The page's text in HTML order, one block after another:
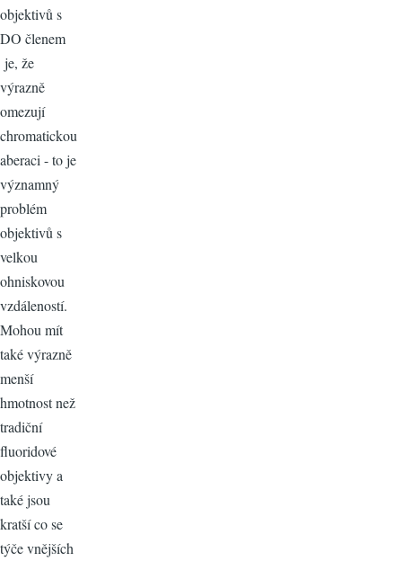
objektivů s
DO členem
je, že
výrazně
omezují
chromatickou
aberaci - to je
významný
problém
objektivů s
velkou
ohniskovou
vzdáleností.
Mohou mít
také výrazně
menší
hmotnost než
tradiční
fluoridové
objektivy a
také jsou
kratší co se
týče vnějších